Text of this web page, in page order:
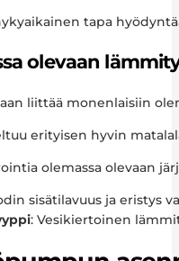
tapa
olevaan
liittää monenlaisiin
erityisen hyvin
olemassa olevaan
sisätilavuus ja eristys
: Vesikiertoinen